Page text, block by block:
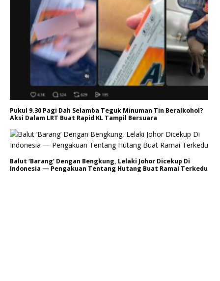
Pukul 9.30 Pagi Dah Selamba Teguk Minuman Tin Beralkohol?
Aksi Dalam LRT Buat Rapid KL Tampil Bersuara
Balut ‘Barang’ Dengan Bengkung, Lelaki Johor Dicekup Di
Indonesia — Pengakuan Tentang Hutang Buat Ramai Terkedu